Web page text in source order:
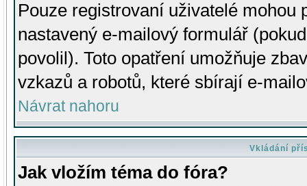
Pouze registrovaní uživatelé mohou
nastavený e-mailový formulář
povolil). Toto opatření umožňuje
vzkazů a robotů, které sbírají e-
Návrat nahoru
Vkládání
Jak vložím téma do fóra?